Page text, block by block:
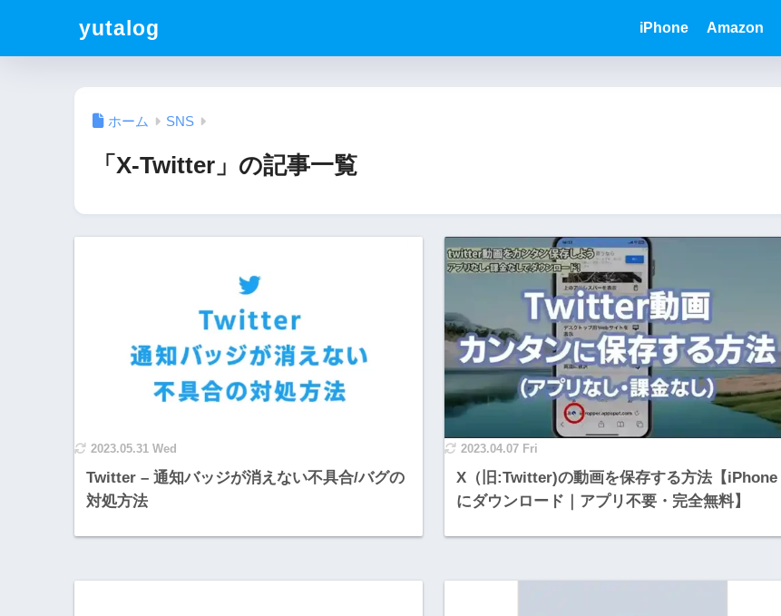
yutalog iPhone Amazon
ホーム SNS
「X-Twitter」の記事一覧
2023.05.31 Wed
Twitter – 通知バッジが消えない不具合/バグの
対処方法
2023.04.07 Fri
X（旧:Twitter)の動画を保存する方法【iPhone
にダウンロード｜アプリ不要・完全無料】